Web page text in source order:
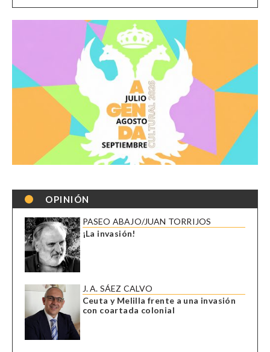
OPINIÓN
PASEO ABAJO/JUAN TORRIJOS
¡La invasión!
J. A. SÁEZ CALVO
Ceuta y Melilla frente a una invasión
con coartada colonial